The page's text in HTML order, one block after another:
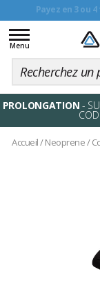
Toggle
navigation
Menu
PROLONGATION -
Accueil/Neoprene/